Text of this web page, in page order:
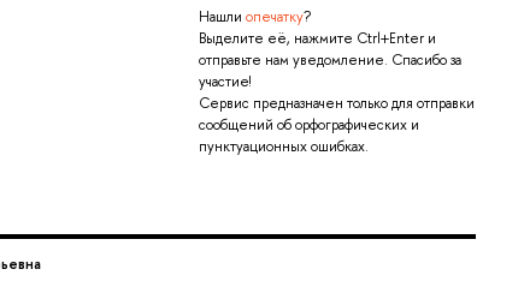
Нашли опечатку?
Выделите её, нажмите Ctrl+Enter и
отправьте нам уведомление. Спасибо за
участие!
Сервис предназначен только для отправки
сообщений об орфографических и
пунктуационных ошибках.